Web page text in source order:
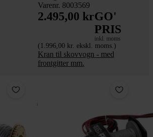
Varenr. 8003569
2.495,00 krGO'
PRIS
inkl. moms
(1.996,00 kr. ekskl. moms.)
Kran til skovvogn - med
frontgitter mm.